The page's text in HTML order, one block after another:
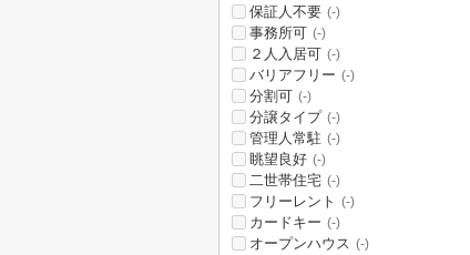
保証人不要 (-)
事務所可 (-)
２人入居可 (-)
バリアフリー (-)
分割可 (-)
分譲タイプ (-)
管理人常駐 (-)
眺望良好 (-)
二世帯住宅 (-)
フリーレント (-)
カードキー (-)
オープンハウス (-)